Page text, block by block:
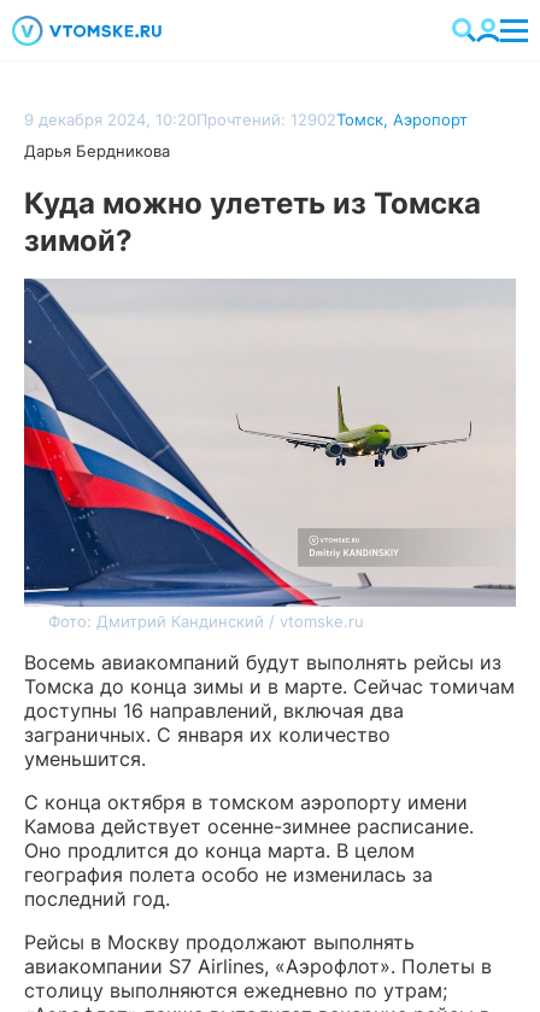
9 декабря 2024, 10:20Прочтений: 12902Томск, Аэропорт
Дарья Бердникова
Куда можно улететь из Томска
зимой?
Фото: Дмитрий Кандинский / vtomske.ru
Восемь авиакомпаний будут выполнять рейсы из
Томска до конца зимы и в марте. Сейчас томичам
доступны 16 направлений, включая два
заграничных. С января их количество
уменьшится.
С конца октября в томском аэропорту имени
Камова действует осенне-зимнее расписание.
Оно продлится до конца марта. В целом
география полета особо не изменилась за
последний год.
Рейсы в Москву продолжают выполнять
авиакомпании S7 Airlines, «Аэрофлот». Полеты в
столицу выполняются ежедневно по утрам;